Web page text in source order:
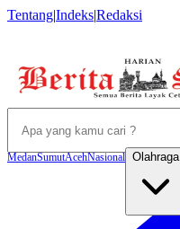
Tentang|Indeks|Redaksi
MedanSumutAcehNasional Olahraga